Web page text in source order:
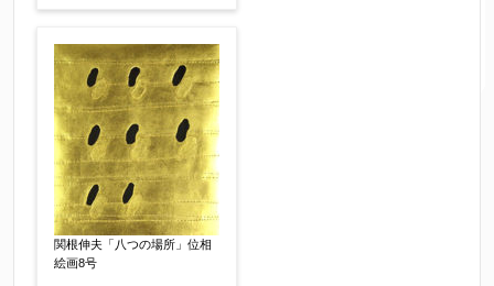
個人情報の取扱いについて、同意の上送信しま
す。（確認画面は表示されません）
関根伸夫「八つの場所」位相
絵画8号